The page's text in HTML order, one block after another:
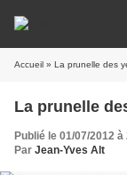
Accueil » La prunelle des
La prunelle
Publié le 01/07/2012 à
Par Jean-Yves Alt